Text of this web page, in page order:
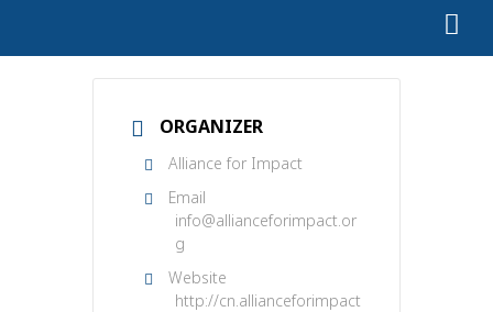
ORGANIZER
Alliance for Impact
Email
info@allianceforimpact.or
g
Website
http://cn.allianceforimpact